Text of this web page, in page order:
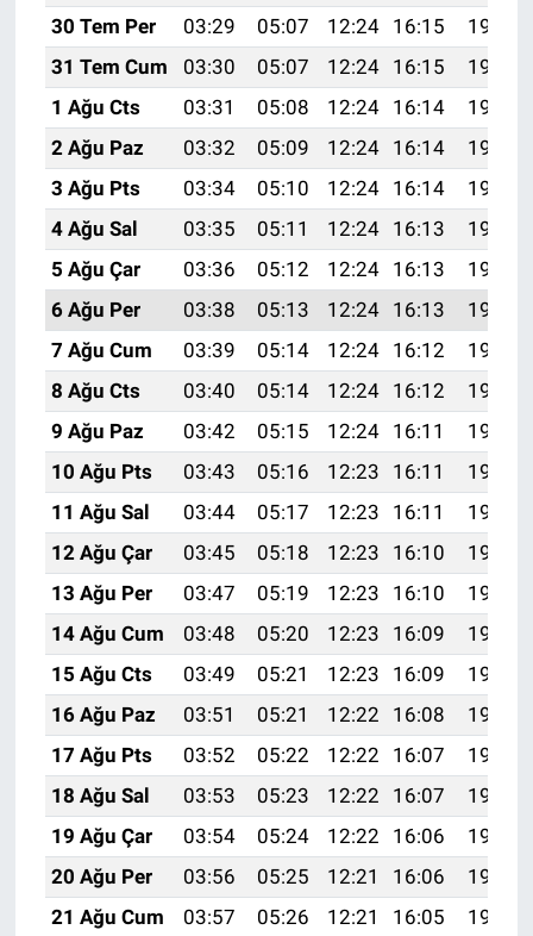
30 Tem Per
03:29 05:07 12:24 16:15
19:32
31 Tem Cum
03:30 05:07 12:24 16:15
19:31
1 Ağu Cts
03:31 05:08 12:24 16:14
19:30
2 Ağu Paz
03:32 05:09 12:24 16:14
19:29
3 Ağu Pts
03:34 05:10 12:24 16:14
19:28
4 Ağu Sal
03:35 05:11 12:24 16:13
19:27
5 Ağu Çar
03:36 05:12 12:24 16:13
19:26
6 Ağu Per
03:38 05:13 12:24 16:13
19:25
7 Ağu Cum
03:39 05:14 12:24 16:12
19:24
8 Ağu Cts
03:40 05:14 12:24 16:12
19:23
9 Ağu Paz
03:42 05:15 12:24 16:11
19:22
10 Ağu Pts
03:43 05:16 12:23 16:11
19:21
11 Ağu Sal
03:44 05:17 12:23 16:11
19:19
12 Ağu Çar
03:45 05:18 12:23 16:10
19:18
13 Ağu Per
03:47 05:19 12:23 16:10
19:17
14 Ağu Cum
03:48 05:20 12:23 16:09
19:16
15 Ağu Cts
03:49 05:21 12:23 16:09
19:15
16 Ağu Paz
03:51 05:21 12:22 16:08
19:13
17 Ağu Pts
03:52 05:22 12:22 16:07
19:12
18 Ağu Sal
03:53 05:23 12:22 16:07
19:11
19 Ağu Çar
03:54 05:24 12:22 16:06
19:09
20 Ağu Per
03:56 05:25 12:21 16:06
19:08
21 Ağu Cum
03:57 05:26 12:21 16:05
19:07